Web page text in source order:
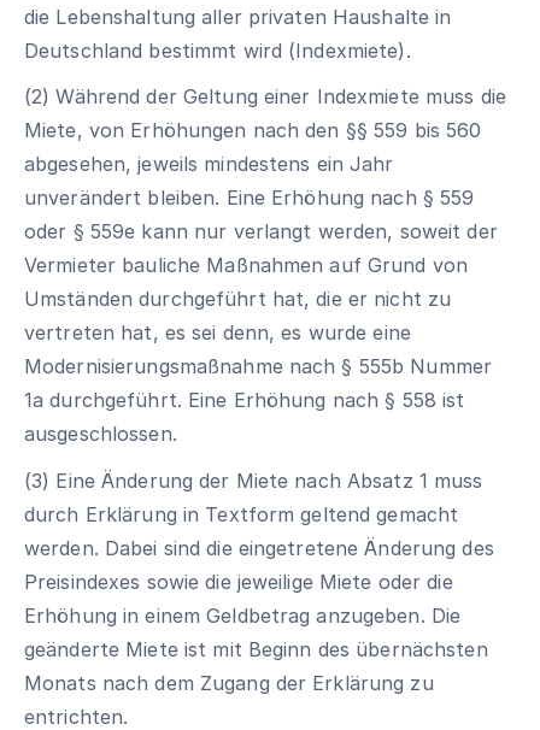
die Lebenshaltung aller privaten Haushalte in
Deutschland bestimmt wird (Indexmiete).
(2) Während der Geltung einer Indexmiete muss die
Miete, von Erhöhungen nach den §§ 559 bis 560
abgesehen, jeweils mindestens ein Jahr
unverändert bleiben. Eine Erhöhung nach § 559
oder § 559e kann nur verlangt werden, soweit der
Vermieter bauliche Maßnahmen auf Grund von
Umständen durchgeführt hat, die er nicht zu
vertreten hat, es sei denn, es wurde eine
Modernisierungsmaßnahme nach § 555b Nummer
1a durchgeführt. Eine Erhöhung nach § 558 ist
ausgeschlossen.
(3) Eine Änderung der Miete nach Absatz 1 muss
durch Erklärung in Textform geltend gemacht
werden. Dabei sind die eingetretene Änderung des
Preisindexes sowie die jeweilige Miete oder die
Erhöhung in einem Geldbetrag anzugeben. Die
geänderte Miete ist mit Beginn des übernächsten
Monats nach dem Zugang der Erklärung zu
entrichten.